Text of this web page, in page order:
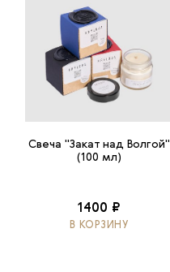
Свеча "Закат над Волгой"
(100 мл)
1400 ₽
В КОРЗИНУ